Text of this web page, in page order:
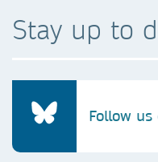
Stay up to
Follow